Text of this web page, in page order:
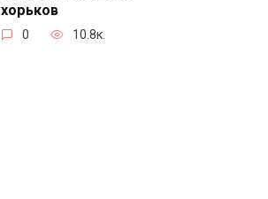
хорьков
0 10.8к.